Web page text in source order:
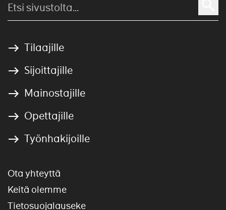
Tilaajille
Sijoittajille
Mainostajille
Opettajille
Työnhakijoille
Ota yhteyttä
Keitä olemme
Tietosuojalauseke